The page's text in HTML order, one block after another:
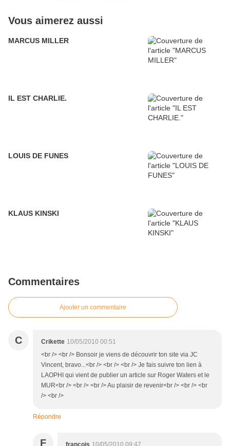
Vous aimerez aussi
MARCUS MILLER
IL EST CHARLIE.
LOUIS DE FUNES
KLAUS KINSKI
Commentaires
Ajouter un commentaire
C Crikette 10/05/2010 00:51
<br /> <br /> Bonsoir je viens de découvrir ton site via JC
Vincent, bravo...<br /> <br /> <br /> Je fais suivre ton lien à
LAOPHI qui vient de publier un article sur Roger Waters et le
MUR<br /> <br /> <br /> Au plaisir de revenir<br /> <br /> <br
/> <br />
Répondre
F francois 10/05/2010 09:47